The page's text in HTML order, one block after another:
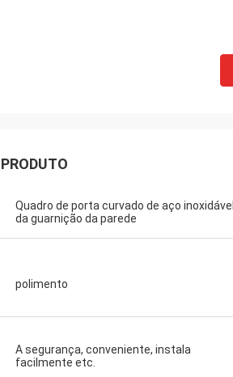
equipe oferecem
com paciência,
Quadro de porta curvado de aço inoxidável
da guarnição da parede
polimento
A segurança, conveniente, instala
facilmente etc.